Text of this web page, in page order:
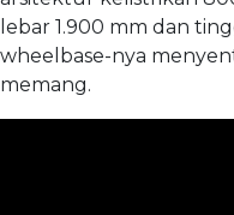
lebar 1.900 mm dan
wheelbase-nya
memang.